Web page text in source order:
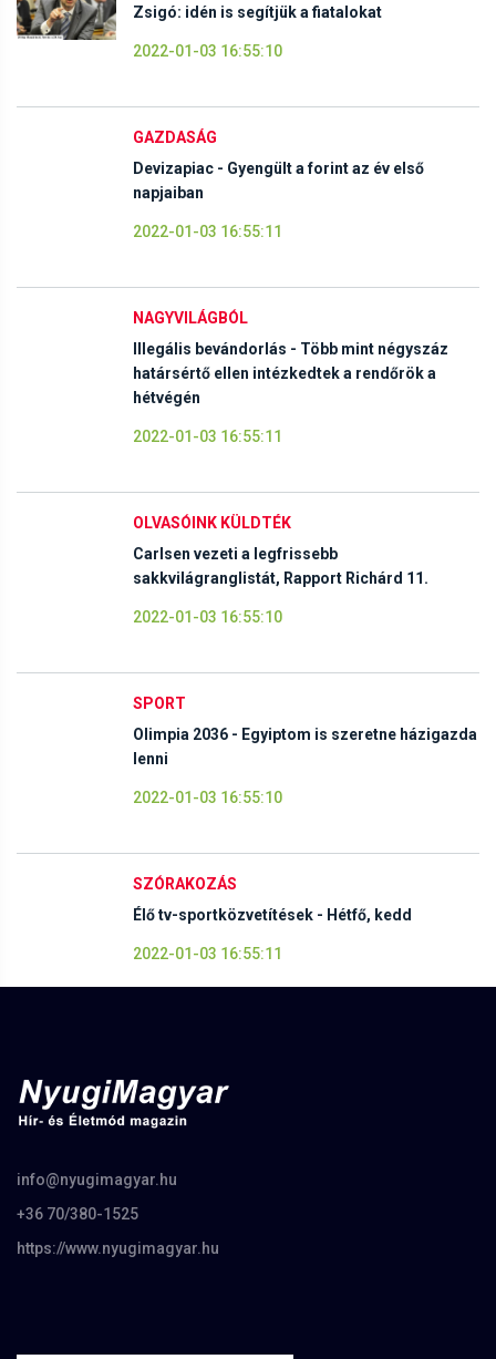
Zsigó: idén is segítjük a fiatalokat
2022-01-03 16:55:10
GAZDASÁG
Devizapiac - Gyengült a forint az év első
napjaiban
2022-01-03 16:55:11
NAGYVILÁGBÓL
Illegális bevándorlás - Több mint négyszáz
határsértő ellen intézkedtek a rendőrök a
hétvégén
2022-01-03 16:55:11
OLVASÓINK KÜLDTÉK
Carlsen vezeti a legfrissebb
sakkvilágranglistát, Rapport Richárd 11.
2022-01-03 16:55:10
SPORT
Olimpia 2036 - Egyiptom is szeretne házigazda
lenni
2022-01-03 16:55:10
SZÓRAKOZÁS
Élő tv-sportközvetítések - Hétfő, kedd
2022-01-03 16:55:11
info@nyugimagyar.hu
+36 70/380-1525
https://www.nyugimagyar.hu